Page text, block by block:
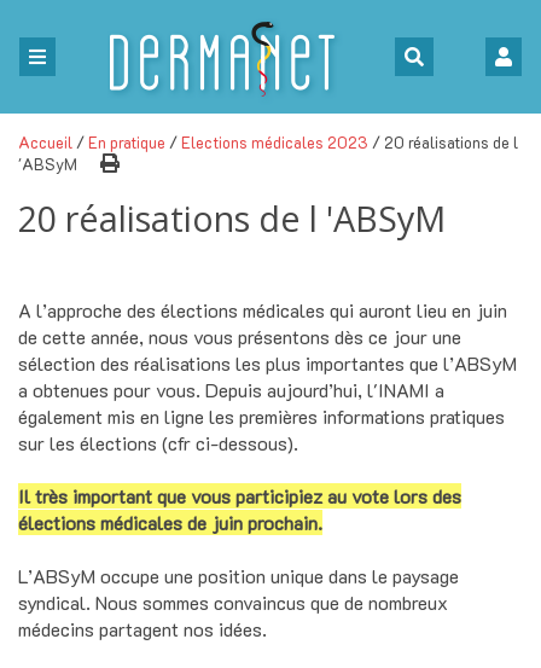
Accueil /En pratique /Elections médicales 2023 / 20 réalisations de l
'ABSyM
20 réalisations de l 'ABSyM
A l’approche des élections médicales qui auront lieu en juin
de cette année, nous vous présentons dès ce jour une
sélection des réalisations les plus importantes que l’ABSyM
a obtenues pour vous. Depuis aujourd’hui, l'INAMI a
également mis en ligne les premières informations pratiques
sur les élections (cfr ci-dessous).
Il très important que vous participiez au vote lors des
élections médicales de juin prochain.
L’ABSyM occupe une position unique dans le paysage
syndical. Nous sommes convaincus que de nombreux
médecins partagent nos idées.